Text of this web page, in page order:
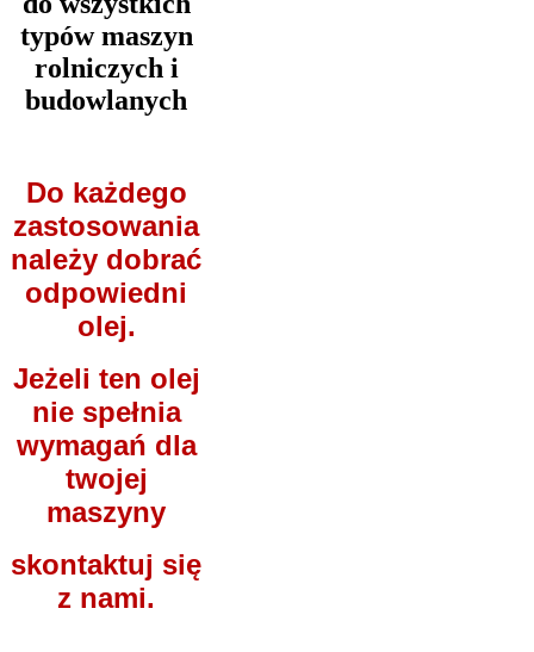
typów maszyn
rolniczych i
budowlanych
Do każdego
zastosowania
należy dobrać
odpowiedni
olej.
Jeżeli ten olej
nie spełnia
wymagań dla
twojej
maszyny
skontaktuj się
z nami.